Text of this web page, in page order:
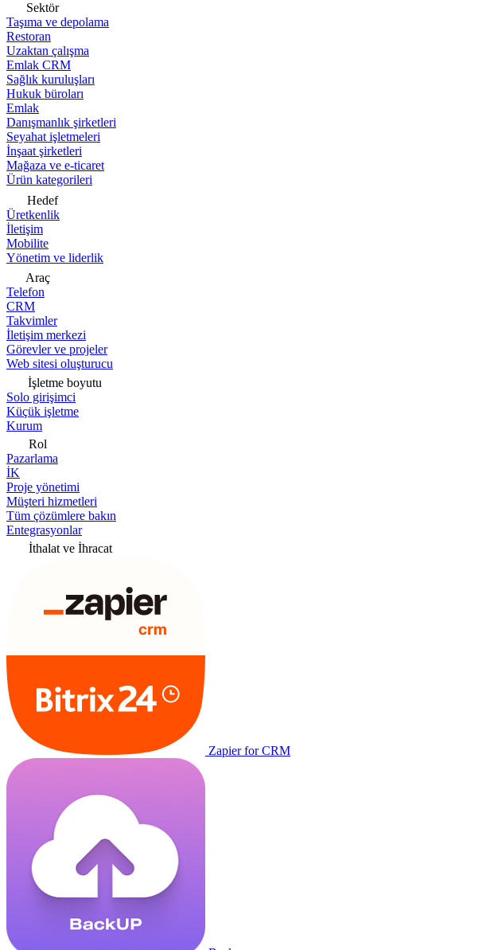
Sektör
Taşıma ve depolama
Restoran
Uzaktan çalışma
Emlak CRM
Sağlık kuruluşları
Hukuk büroları
Emlak
Danışmanlık şirketleri
Seyahat işletmeleri
İnşaat şirketleri
Mağaza ve e-ticaret
Ürün kategorileri
Hedef
Üretkenlik
İletişim
Mobilite
Yönetim ve liderlik
Araç
Telefon
CRM
Takvimler
İletişim merkezi
Görevler ve projeler
Web sitesi oluşturucu
İşletme boyutu
Solo girişimci
Küçük işletme
Kurum
Rol
Pazarlama
İK
Proje yönetimi
Müşteri hizmetleri
Tüm çözümlere bakın
Entegrasyonlar
İthalat ve İhracat
Zapier for CRM